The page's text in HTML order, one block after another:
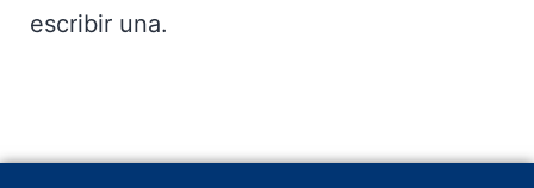
escribir una.